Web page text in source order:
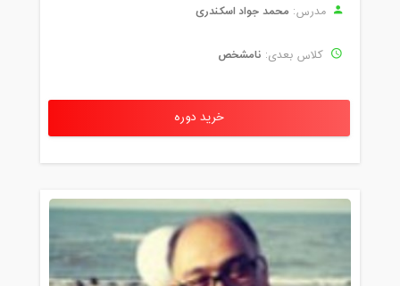
مدرس: محمد جواد اسکندری
کلاس بعدی: نامشخص
خرید دوره